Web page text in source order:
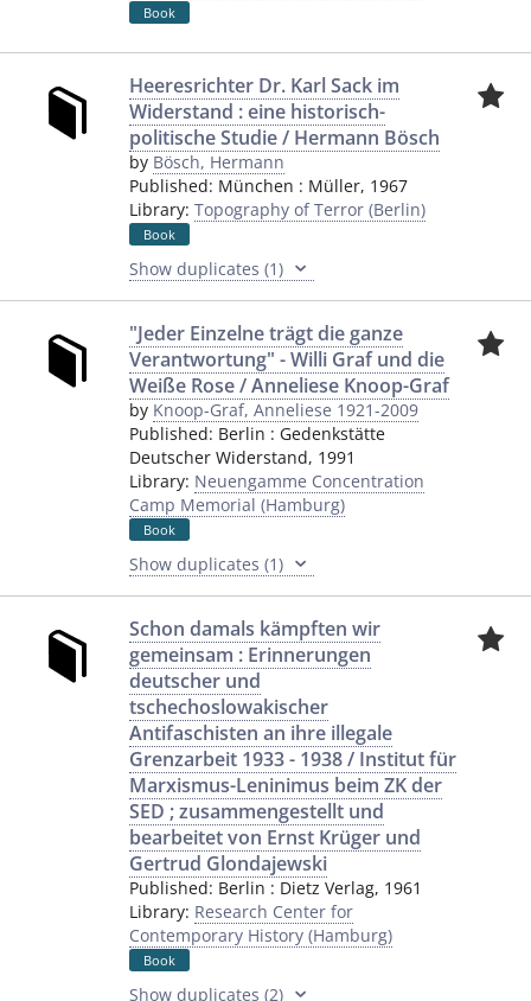
Book
Heeresrichter Dr. Karl Sack im
Widerstand : eine historisch-
politische Studie / Hermann Bösch
by Bösch, Hermann
Published: München : Müller, 1967
Library: Topography of Terror (Berlin)
Book
Show duplicates (1)
"Jeder Einzelne trägt die ganze
Verantwortung" - Willi Graf und die
Weiße Rose / Anneliese Knoop-Graf
by Knoop-Graf, Anneliese 1921-2009
Published: Berlin : Gedenkstätte
Deutscher Widerstand, 1991
Library: Neuengamme Concentration
Camp Memorial (Hamburg)
Book
Show duplicates (1)
Schon damals kämpften wir
gemeinsam : Erinnerungen
deutscher und
tschechoslowakischer
Antifaschisten an ihre illegale
Grenzarbeit 1933 - 1938 / Institut für
Marxismus-Leninimus beim ZK der
SED ; zusammengestellt und
bearbeitet von Ernst Krüger und
Gertrud Glondajewski
Published: Berlin : Dietz Verlag, 1961
Library: Research Center for
Contemporary History (Hamburg)
Book
Show duplicates (2)